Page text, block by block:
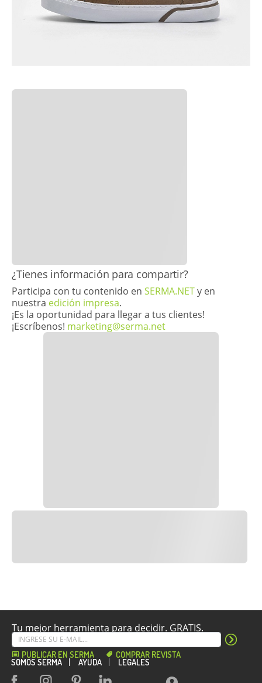
​¿Tienes información para compartir?
Participa con tu contenido en SERMA.NETy en
nuestra edición impresa.
¡Es la oportunidad para llegar a tus clientes!
¡Escríbenos! marketing@serma.net
Tu mejor herramienta para decidir. GRATIS.
PUBLICAR EN SERMA COMPRAR REVISTA
SOMOS SERMA AYUDA LEGALES